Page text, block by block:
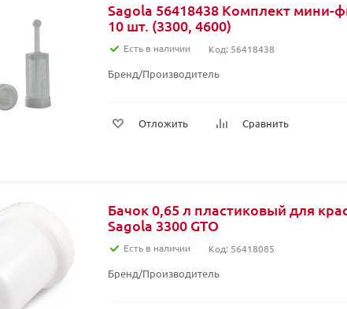
Sagola 56418438 Комплект мини-фильтров в бачок
10 шт. (3300, 4600)
Есть в наличии Код: 56418438
Бренд/Производитель
Отложить Сравнить
Бачок 0,65 л пластиковый для
Sagola 3300 GTO
Есть в наличии Код: 56418085
Бренд/Производитель